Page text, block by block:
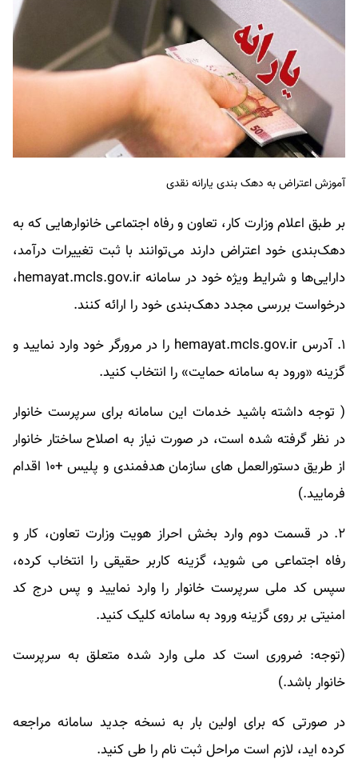
آموزش اعتراض به دهک بندی یارانه نقدی
بر طبق اعلام وزارت کار، تعاون و رفاه اجتماعی خانوارهایی که به
دهک‌بندی خود اعتراض دارند می‌توانند با ثبت تغییرات درآمد،
دارایی‌ها و شرایط ویژه خود در سامانه hemayat.mcls.gov.ir،
درخواست بررسی مجدد دهک‌بندی خود را ارائه کنند.
۱. آدرس hemayat.mcls.gov.ir را در مرورگر خود وارد نمایید و
گزینه «ورود به سامانه حمایت» را انتخاب کنید.
( توجه داشته باشید خدمات این سامانه برای سرپرست خانوار
در نظر گرفته شده است، در صورت نیاز به اصلاح ساختار خانوار
از طریق دستورالعمل های سازمان هدفمندی و پلیس +۱۰ اقدام
فرمایید.)
۲. در قسمت دوم وارد بخش احراز هویت وزارت تعاون، کار و
رفاه اجتماعی می شوید، گزینه کاربر حقیقی را انتخاب کرده،
سپس کد ملی سرپرست خانوار را وارد نمایید و پس درج کد
امنیتی بر روی گزینه ورود به سامانه کلیک کنید.
(توجه: ضروری است کد ملی وارد شده متعلق به سرپرست
خانوار باشد.)
در صورتی که برای اولین بار به نسخه جدید سامانه مراجعه
کرده اید، لازم است مراحل ثبت نام را طی کنید.